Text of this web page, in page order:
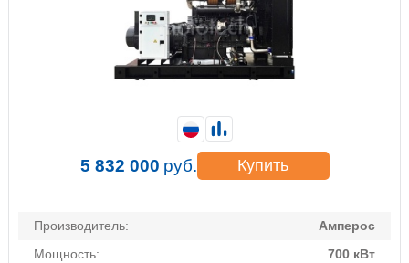
Производитель:
Амперос
Мощность:
700 кВт
5 832 000 руб. Купить